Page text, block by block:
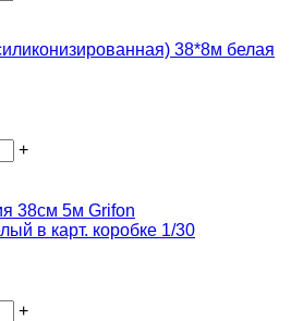
38*8м белая
+
38см 5м Grifon
в карт. коробке 1/30
+